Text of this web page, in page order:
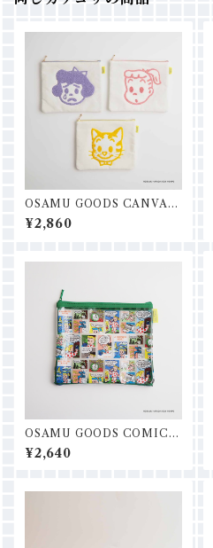
OSAMU GOODS CANVAS
SAGARAフラットポーチ
¥2,860
OSAMU GOODS COMIC
フラットポーチ
¥2,640